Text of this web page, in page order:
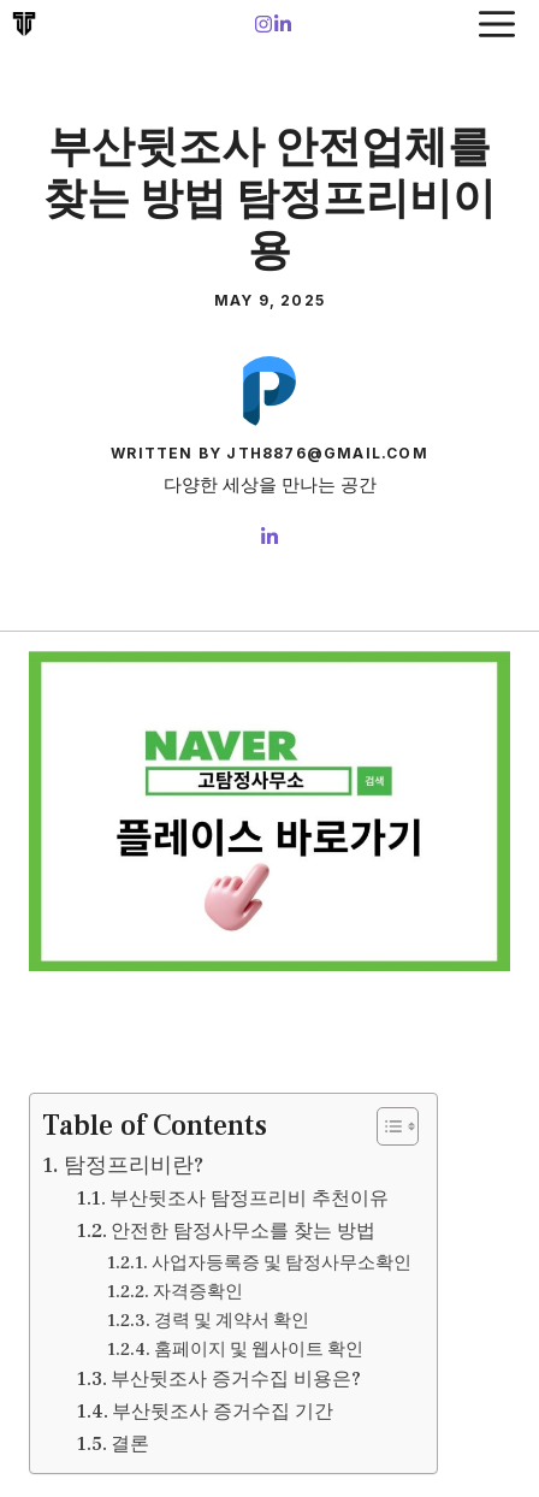
Skip
부산뒷조사 안전업체를
찾는 방법 탐정프리비이
용
MAY 9, 2025
WRITTEN BY JTH8876@GMAIL.COM
다양한 세상을 만나는 공간
Table of Contents
탐정프리비란?
부산뒷조사 탐정프리비 추천이유
안전한 탐정사무소를 찾는 방법
사업자등록증 및 탐정사무소확인
자격증확인
경력 및 계약서 확인
홈페이지 및 웹사이트 확인
부산뒷조사 증거수집 비용은?
부산뒷조사 증거수집 기간
결론